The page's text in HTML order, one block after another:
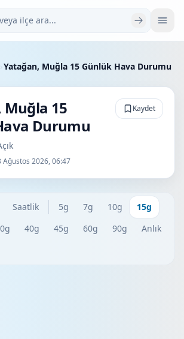
ara
›Yatağan, Muğla 15 Günlük Hava Durumu
15
Durumu
Ağustos 2026, 06:47
Kaydet
Saatlik 5g 7g 10g
15g
40g 45g 60g 90g
Anlık